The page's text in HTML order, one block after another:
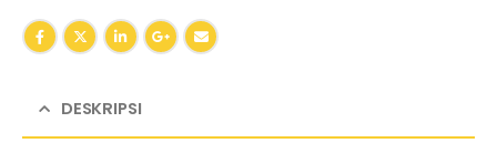
DESKRIPSI